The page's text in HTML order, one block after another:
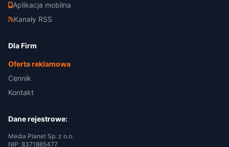
Aplikacja mobilna
Kanały RSS
Dla Firm
Oferta reklamowa
Cennik
Kontakt
Dane rejestrowe:
Media Planet Sp. z o.o.
NIP: 8371865477